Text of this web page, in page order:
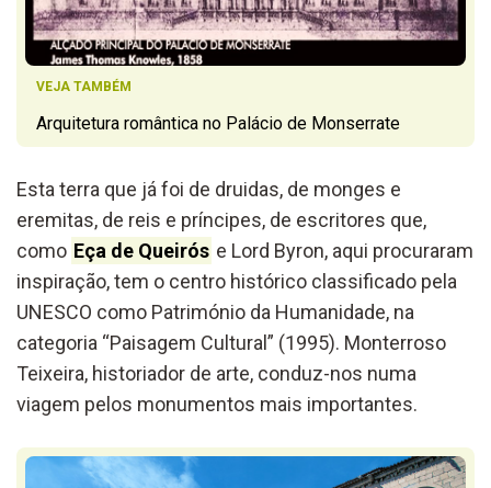
VEJA TAMBÉM
Arquitetura romântica no Palácio de Monserrate
Esta terra que já foi de druidas, de monges e
eremitas, de reis e príncipes, de escritores que,
como Eça de Queirós e Lord Byron, aqui procuraram
inspiração, tem o centro histórico classificado pela
UNESCO como Património da Humanidade, na
categoria “Paisagem Cultural” (1995). Monterroso
Teixeira, historiador de arte, conduz-nos numa
viagem pelos monumentos mais importantes.